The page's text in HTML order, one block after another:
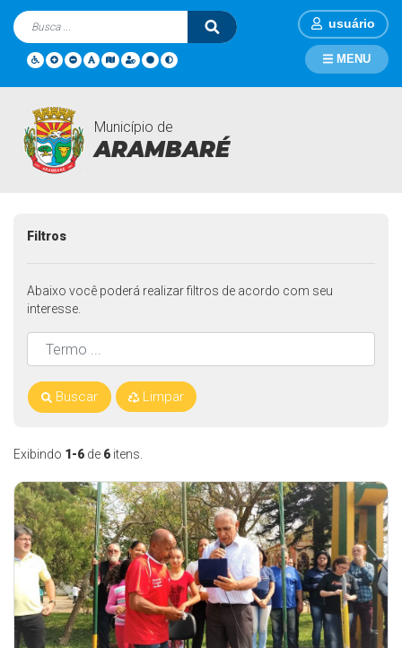
usuário
Município de
ARAMBARÉ
MENU
Mídia Fotos
Exibindo 1-6 de 6 itens.
Filtros
Abaixo você poderá realizar filtros de acordo com seu
interesse.
Buscar Limpar